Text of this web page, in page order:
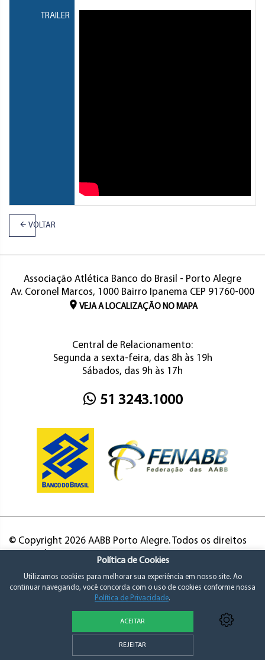
TRAILER
VOLTAR
Associação Atlética Banco do Brasil - Porto Alegre
Av. Coronel Marcos, 1000 Bairro Ipanema CEP 91760-000
VEJA A LOCALIZAÇÃO NO MAPA
Central de Relacionamento:
Segunda a sexta-feira, das 8h às 19h
Sábados, das 9h às 17h
51 3243.1000
© Copyright 2026 AABB Porto Alegre. Todos os direitos
Política de Privacidade e Consentimento
Política de Cookies
Utilizamos cookies para melhorar sua experiência em nosso site. Ao
continuar navegando, você concorda com o uso de cookies conforme nossa
Política de Privacidade.
ACEITAR
REJEITAR